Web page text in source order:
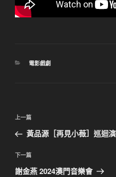
分
電影戲劇
文
導
覽
上
一
文
章
上一篇
黃品源［再見小薇］巡迴
下
一
下一篇
謝金燕 2024澳門音樂會